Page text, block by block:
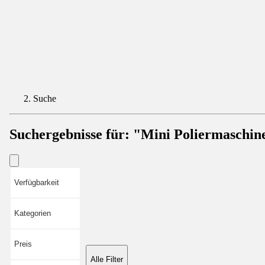
Suche
Suchergebnisse für: "Mini
Verfügbarkeit
Kategorien
Preis
Alle Filter